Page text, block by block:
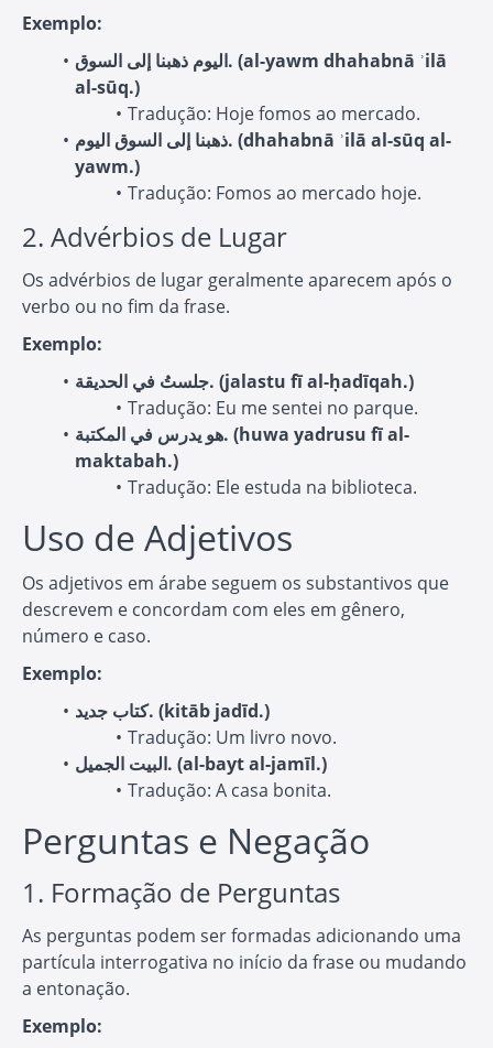
Exemplo:
اليوم ذهبنا إلى السوق. (al-yawm dhahabnā ʾilā
al-sūq.)
Tradução: Hoje fomos ao mercado.
ذهبنا إلى السوق اليوم. (dhahabnā ʾilā al-sūq al-
yawm.)
Tradução: Fomos ao mercado hoje.
2. Advérbios de Lugar
Os advérbios de lugar geralmente aparecem após o
verbo ou no fim da frase.
Exemplo:
جلستُ في الحديقة. (jalastu fī al-ḥadīqah.)
Tradução: Eu me sentei no parque.
هو يدرس في المكتبة. (huwa yadrusu fī al-
maktabah.)
Tradução: Ele estuda na biblioteca.
Uso de Adjetivos
Os adjetivos em árabe seguem os substantivos que
descrevem e concordam com eles em gênero,
número e caso.
Exemplo:
كتاب جديد. (kitāb jadīd.)
Tradução: Um livro novo.
البيت الجميل. (al-bayt al-jamīl.)
Tradução: A casa bonita.
Perguntas e Negação
1. Formação de Perguntas
As perguntas podem ser formadas adicionando uma
partícula interrogativa no início da frase ou mudando
a entonação.
Exemplo: